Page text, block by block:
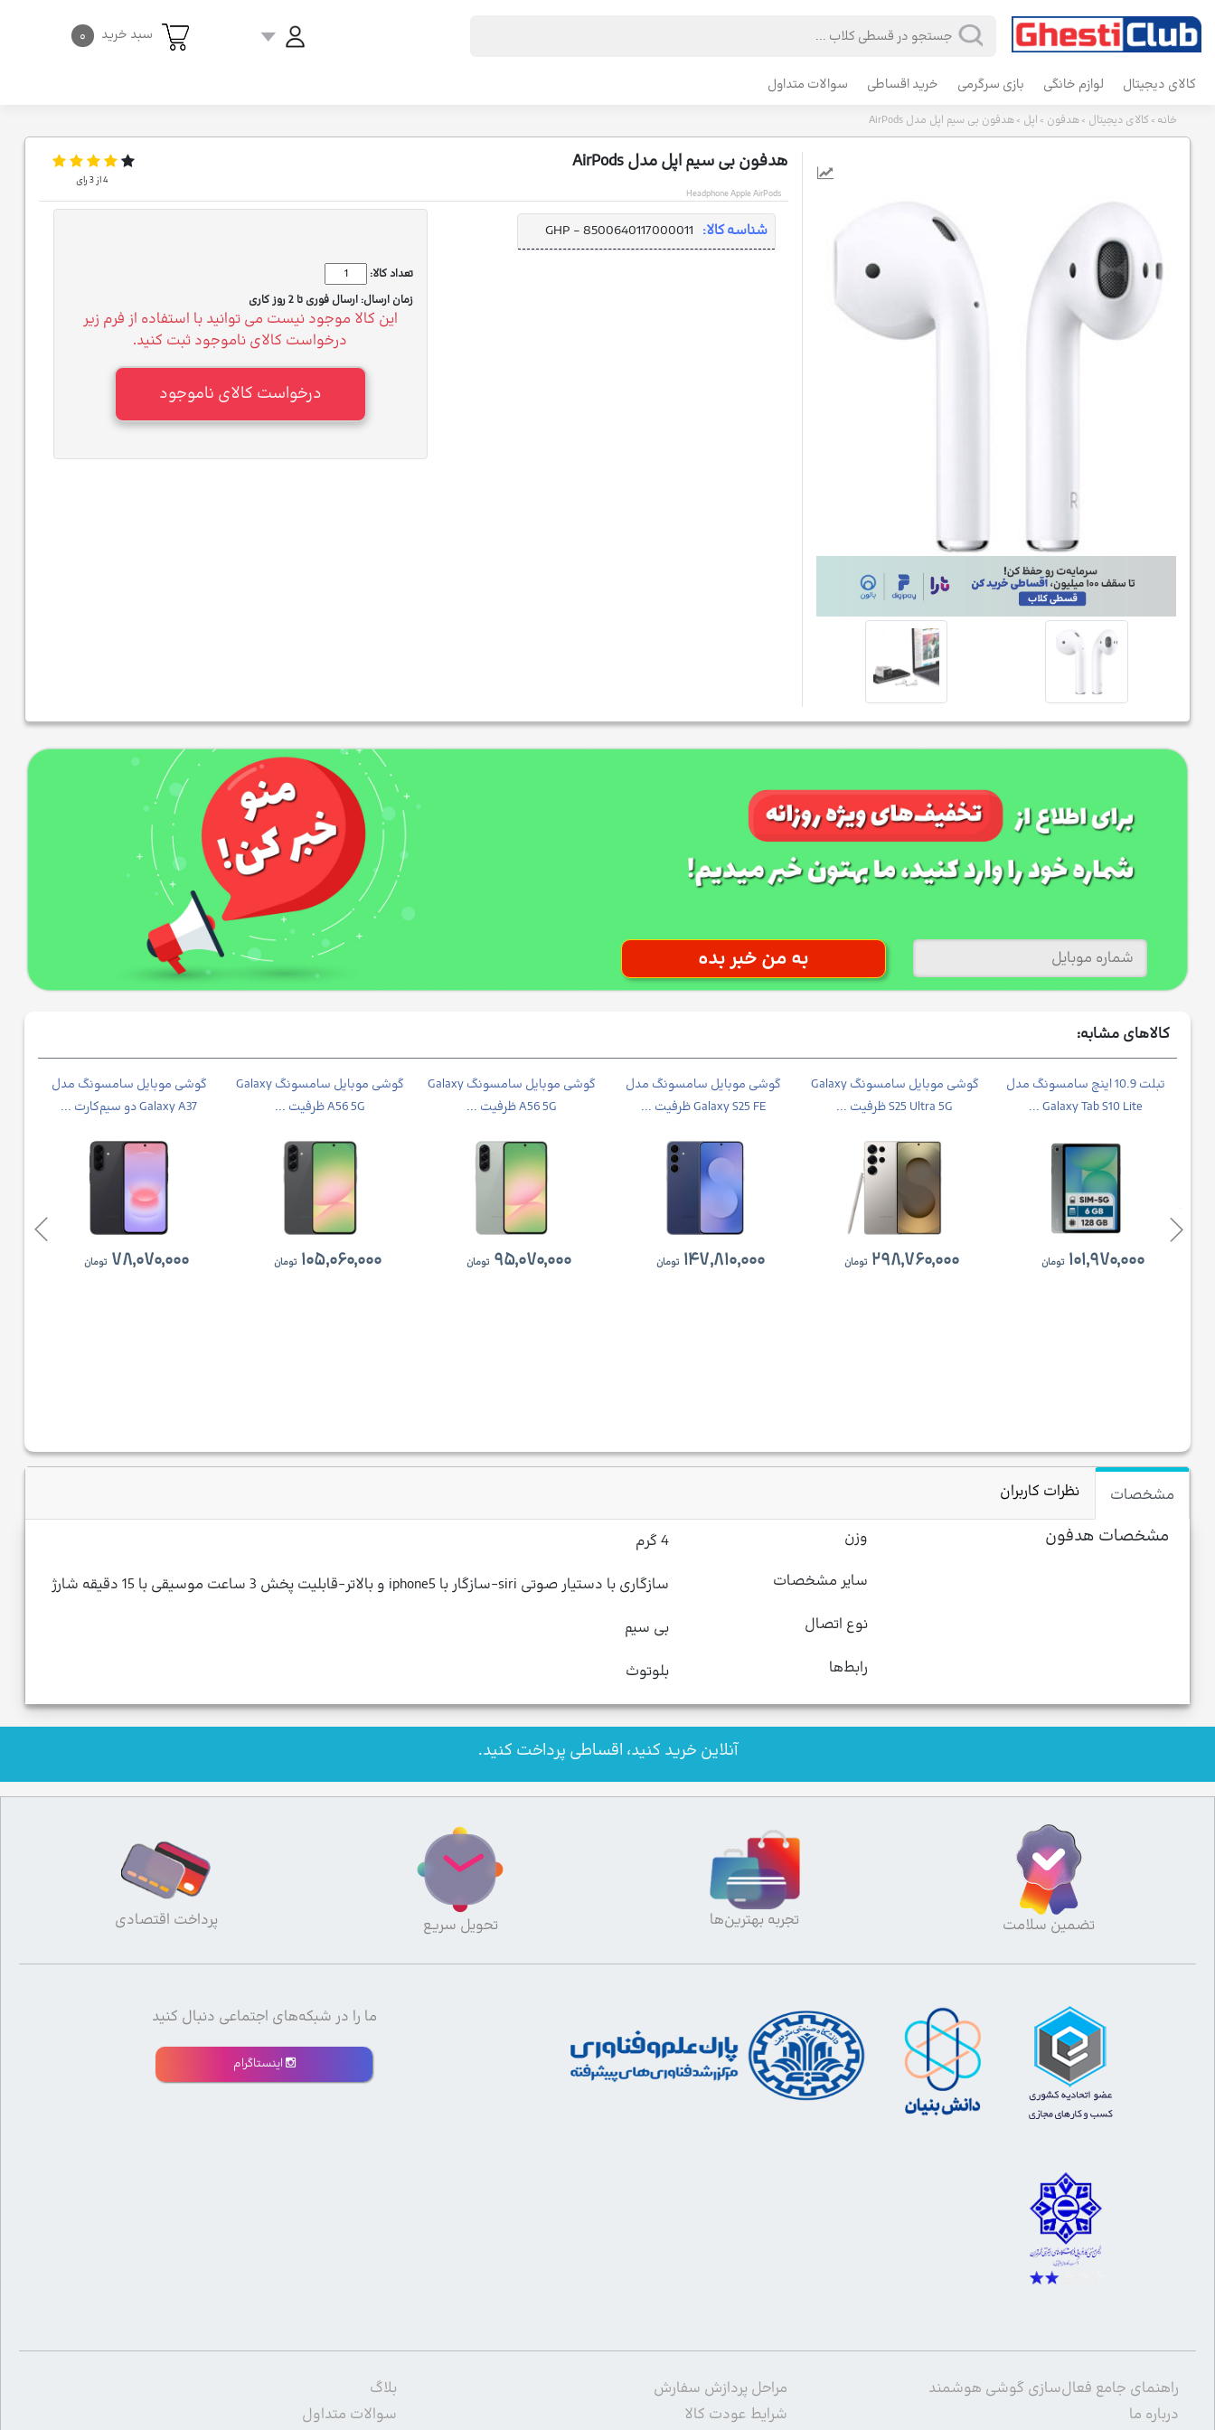
سبد خرید ۰
کالای دیجیتال لوازم خانگی بازی سرگرمی خرید اقساطی سوالات متداول
خانه > کالای دیجیتال > هدفون > اپل > هدفون بی‌ سیم اپل مدل AirPods
هدفون بی‌ سیم اپل مدل AirPods
4از3 رای
Headphone Apple AirPods
شناسه کالا: GHP - 8500640117000011
تعداد کالا:
زمان ارسال: ارسال فوری تا 2 روز کاری
این کالا موجود نیست می توانید با استفاده از فرم زیر
درخواست کالای ناموجود ثبت کنید.
کالاهای مشابه:
گوشی موبایل سامسونگ مدل
Galaxy A37 دو سیم‌کارت ...
۷۸,۰۷۰,۰۰۰ تومان
گوشی موبايل سامسونگ Galaxy
A56 5G ظرفیت ...
۱۰۵,۰۶۰,۰۰۰ تومان
گوشی موبايل سامسونگ Galaxy
A56 5G ظرفیت ...
۹۵,۰۷۰,۰۰۰ تومان
گوشی موبايل سامسونگ مدل
Galaxy S25 FE ظرفیت ...
۱۴۷,۸۱۰,۰۰۰ تومان
گوشی موبایل سامسونگ Galaxy
S25 Ultra 5G ظرفیت ...
۲۹۸,۷۶۰,۰۰۰ تومان
تبلت 10.9 اینچ سامسونگ مدل
Galaxy Tab S10 Lite ...
۱۰۱,۹۷۰,۰۰۰ تومان
مشخصات نظرات کاربران
مشخصات هدفون وزن
4 گرم
سایر مشخصات
سازگاری با دستیار صوتی siri-سازگار با iphone5 و بالاتر-قابلیت پخش 3 ساعت موسیقی با 15 دقیقه شارژ
نوع اتصال
بی سیم
رابط‌ها
بلوتوث
آنلاین خرید کنید، اقساطی پرداخت کنید.
تضمین سلامت تجربه بهترین‌ها تحویل سریع پرداخت اقتصادی
ما را در شبکه‌های اجتماعی دنبال کنید
اینستاگرام
راهنمای جامع فعال‌سازی گوشی هوشمند مراحل پردازش سفارش
بلاگ
درباره ما
شرایط عودت کالا سوالات متداول